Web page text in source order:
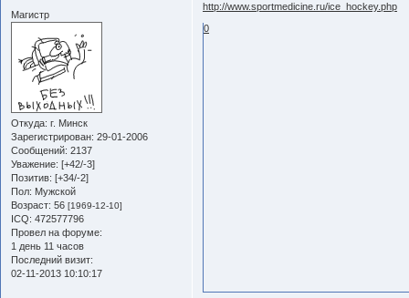
Магистр
Откуда: г. Минск
Зарегистрирован: 29-01-2006
Сообщений: 2137
Уважение: [+42/-3]
Позитив: [+34/-2]
Пол: Мужской
Возраст: 56 [1969-12-10]
ICQ: 472577796
Провел на форуме:
1 день 11 часов
Последний визит:
02-11-2013 10:10:17
http://www.sportmedicine.ru/ice_hockey.php
0